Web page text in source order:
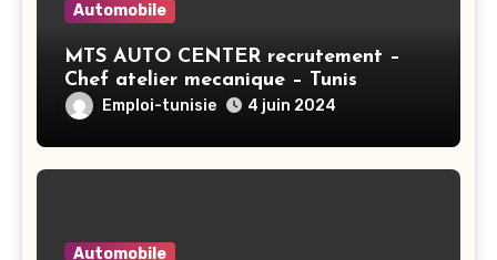
Automobile
MTS AUTO CENTER recrutement –
Chef atelier mecanique – Tunis
Emploi-tunisie 4 juin 2024
Automobile